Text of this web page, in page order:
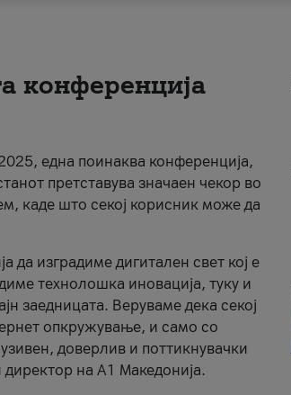
конференција
една поинаква конференција,
претставува значаен чекор во
каде што секој корисник може да
да изградиме дигитален свет кој е
технолошка иновација, туку и
заедницата. Веруваме дека секој
опкружување, и само со
доверлив и поттикнувачки
директор на А1 Македонија.